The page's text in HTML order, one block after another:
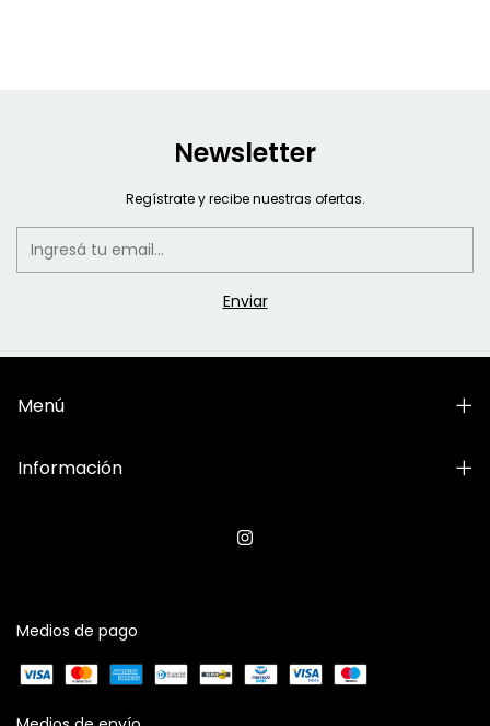
Newsletter
Regístrate y recibe nuestras ofertas.
Menú
Información
Medios de pago